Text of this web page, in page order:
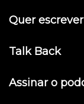
Quer
Talk Back
Assinar o